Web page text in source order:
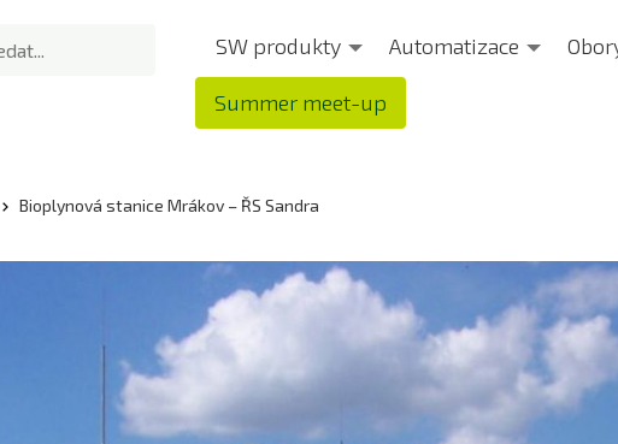
SW produkty Automatizace
Summer meet-up
Bioplynová stanice Mrákov – ŘS Sandra